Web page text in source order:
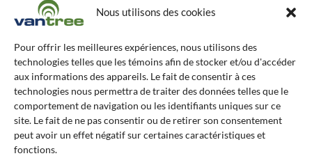
Nous utilisons des cookies
Pour offrir les meilleures expériences, nous utilisons des
technologies telles que les témoins afin de stocker et/ou d'accéder
aux informations des appareils. Le fait de consentir à ces
technologies nous permettra de traiter des données telles que le
comportement de navigation ou les identifiants uniques sur ce
site. Le fait de ne pas consentir ou de retirer son consentement
peut avoir un effet négatif sur certaines caractéristiques et
fonctions.